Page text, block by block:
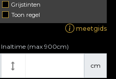
Grijstinten
Toon regel
meetgids
cm
Inaltime (max 900cm)